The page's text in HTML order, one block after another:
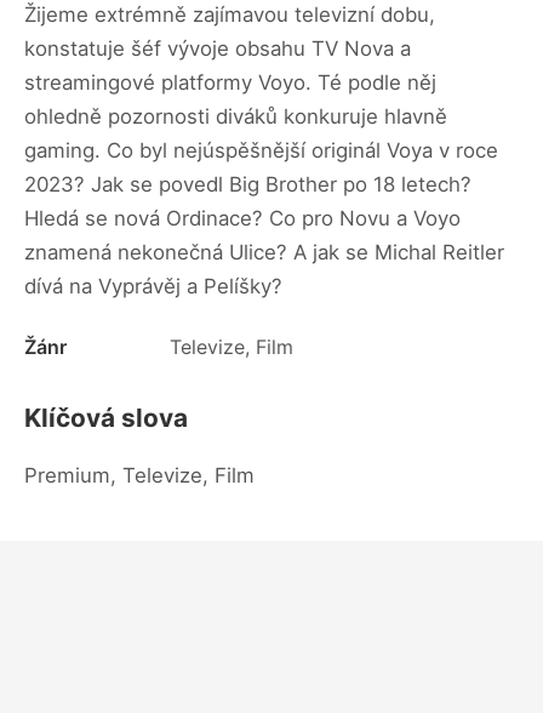
Žijeme extrémně zajímavou televizní dobu,
konstatuje šéf vývoje obsahu TV Nova a
streamingové platformy Voyo. Té podle něj
ohledně pozornosti diváků konkuruje hlavně
gaming. Co byl nejúspěšnější originál Voya v roce
2023? Jak se povedl Big Brother po 18 letech?
Hledá se nová Ordinace? Co pro Novu a Voyo
znamená nekonečná Ulice? A jak se Michal Reitler
dívá na Vyprávěj a Pelíšky?
Žánr Televize, Film
Klíčová slova
Premium, Televize, Film